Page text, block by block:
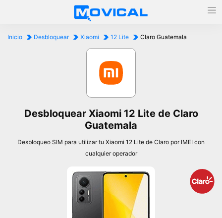
Inicio Desbloquear Xiaomi 12 Lite Claro Guatemala
Desbloquear Xiaomi 12 Lite de Claro
Guatemala
Desbloqueo SIM para utilizar tu Xiaomi 12 Lite de Claro por IMEI con
cualquier operador